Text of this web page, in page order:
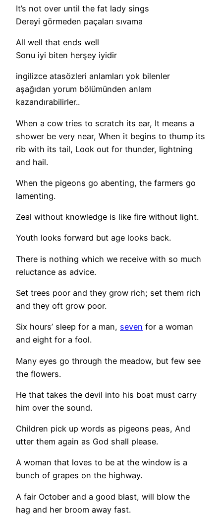
It’s not over until the fat lady sings
Dereyi görmeden paçaları sıvama
All well that ends well
Sonu iyi biten herşey iyidir
ingilizce atasözleri anlamları yok bilenler
aşağıdan yorum bölümünden anlam
kazandırabilirler..
When a cow tries to scratch its ear, It means a
shower be very near, When it begins to thump its
rib with its tail, Look out for thunder, lightning
and hail.
When the pigeons go abenting, the farmers go
lamenting.
Zeal without knowledge is like fire without light.
Youth looks forward but age looks back.
There is nothing which we receive with so much
reluctance as advice.
Set trees poor and they grow rich; set them rich
and they oft grow poor.
Six hours’ sleep for a man, seven for a woman
and eight for a fool.
Many eyes go through the meadow, but few see
the flowers.
He that takes the devil into his boat must carry
him over the sound.
Children pick up words as pigeons peas, And
utter them again as God shall please.
A woman that loves to be at the window is a
bunch of grapes on the highway.
A fair October and a good blast, will blow the
hag and her broom away fast.